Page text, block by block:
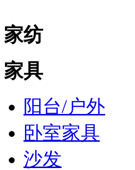
家纺
家具
阳台/户外
卧室家具
沙发